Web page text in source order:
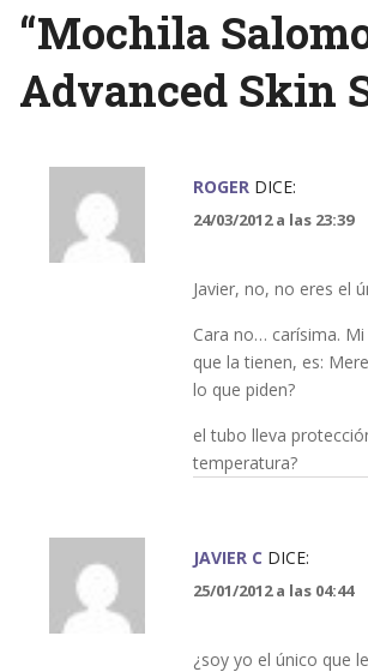
“Mochila
Advanced Skin
ROGER DICE:
24/03/2012 a las 23:39
Javier, no, no eres el
Cara no… carísima.
que la tienen, es:
lo que piden?
el tubo lleva
temperatura?
JAVIER C DICE:
25/01/2012 a las 04:44
¿soy yo el único que